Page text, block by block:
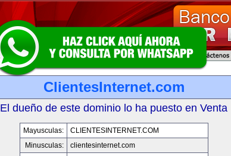
ClientesInternet.com
El dueño de este dominio lo ha puesto en Venta
Mayusculas:
CLIENTESINTERNET.COM
Minusculas:
clientesinternet.com